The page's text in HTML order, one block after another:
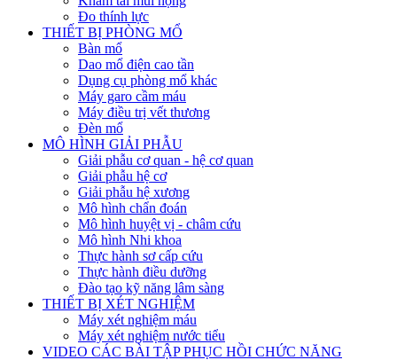
Đo thính lực
THIẾT BỊ PHÒNG MỔ
Bàn mổ
Dao mổ điện cao tần
Dụng cụ phòng mổ khác
Máy garo cầm máu
Máy điều trị vết thương
Đèn mổ
MÔ HÌNH GIẢI PHẪU
Giải phẫu cơ quan - hệ cơ quan
Giải phẫu hệ cơ
Giải phẫu hệ xương
Mô hình chẩn đoán
Mô hình huyệt vị - châm cứu
Mô hình Nhi khoa
Thực hành sơ cấp cứu
Thực hành điều dưỡng
Đào tạo kỹ năng lâm sàng
THIẾT BỊ XÉT NGHIỆM
Máy xét nghiệm máu
Máy xét nghiệm nước tiểu
VIDEO CÁC BÀI TẬP PHỤC HỒI CHỨC NĂNG